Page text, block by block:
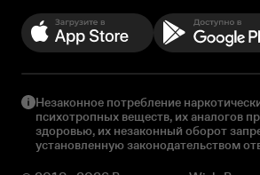
Незаконное потребление
психотропных веществ, их аналогов
здоровью, их незаконный оборот
установленную законодательством